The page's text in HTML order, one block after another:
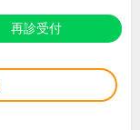
再診受付